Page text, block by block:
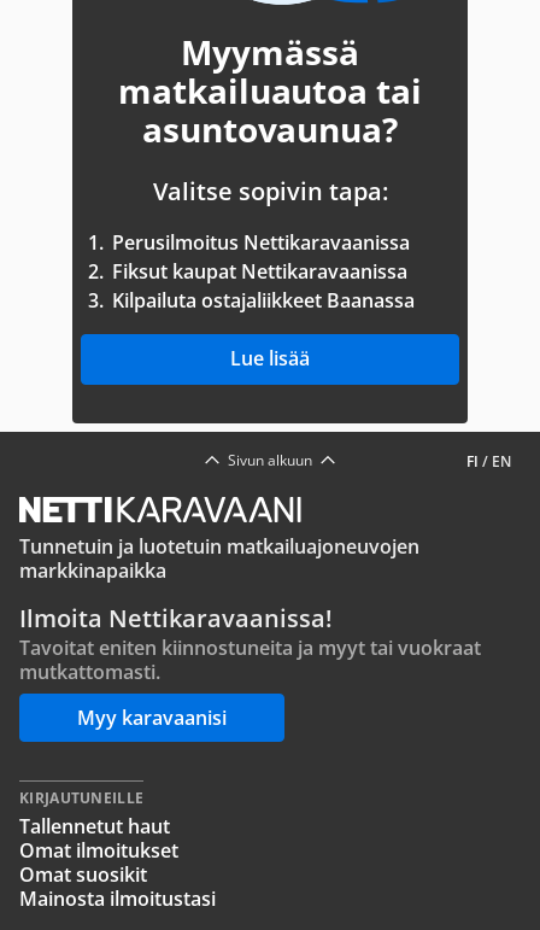
Myymässä
matkailuautoa tai
asuntovaunua?
Valitse sopivin tapa:
1. Perusilmoitus Nettikaravaanissa
2. Fiksut kaupat Nettikaravaanissa
3. Kilpailuta ostajaliikkeet Baanassa
Lue lisää
FI / EN
Sivun alkuun
Tunnetuin ja luotetuin matkailuajoneuvojen
markkinapaikka
Ilmoita Nettikaravaanissa!
Tavoitat eniten kiinnostuneita ja myyt tai vuokraat
mutkattomasti.
Myy karavaanisi
KIRJAUTUNEILLE
Tallennetut haut
Omat ilmoitukset
Omat suosikit
Mainosta ilmoitustasi